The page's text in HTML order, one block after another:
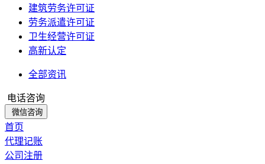
建筑劳务许可证
劳务派遣许可证
卫生经营许可证
高新认定
全部资讯
电话咨询
微信咨询
首页
代理记账
公司注册